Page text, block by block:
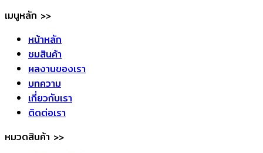
เมนูหลัก >>
หน้าหลัก
ชมสินค้า
ผลงานของเรา
บทความ
เกี่ยวกับเรา
ติดต่อเรา
หมวดสินค้า >>